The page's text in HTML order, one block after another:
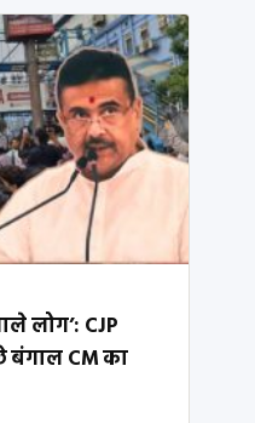
लोग’: CJP
बंगाल CM का